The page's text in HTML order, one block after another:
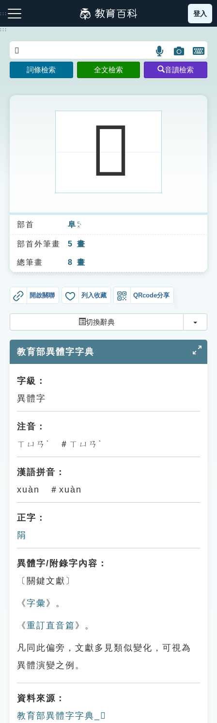
到
主
:::
注音索引圖示 筆畫索引圖示 部首索引表圖示
索引選單
知識索引
單字索引
貓頭鷹博士
登入
:::
語
言
搜
示
圖
片
搜
開
鍵
圖
詞條檢索 全文檢索 音讀檢索
𨸫
部首 阜 ㄈㄨˋ
部首外筆畫 5 畫
總筆畫 8 畫
開啟關聯 列入收藏 QRcode分享
切換辭典 切換
教育部異體字字典
字級：
異體字
注音：
ㄒㄩㄢˋ ＃ㄒㄩㄢˋ
漢語拼音：
xuàn ＃xuàn
正字：
䧎
異體字/附錄字內容：
〔關鍵文獻〕
《字彙 》。
《重訂直音篇 》。
凡同此偏旁，文獻多見類似變化，可視為
異體演變之例。
資料來源：
教育部異體字字典_𨸫